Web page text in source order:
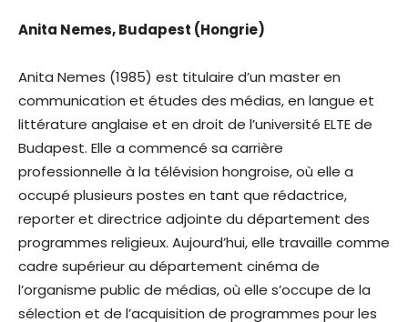
Anita Nemes, Budapest (Hongrie)
Anita Nemes (1985) est titulaire d’un master en
communication et études des médias, en langue et
littérature anglaise et en droit de l’université ELTE de
Budapest. Elle a commencé sa carrière
professionnelle à la télévision hongroise, où elle a
occupé plusieurs postes en tant que rédactrice,
reporter et directrice adjointe du département des
programmes religieux. Aujourd’hui, elle travaille comme
cadre supérieur au département cinéma de
l’organisme public de médias, où elle s’occupe de la
sélection et de l’acquisition de programmes pour les